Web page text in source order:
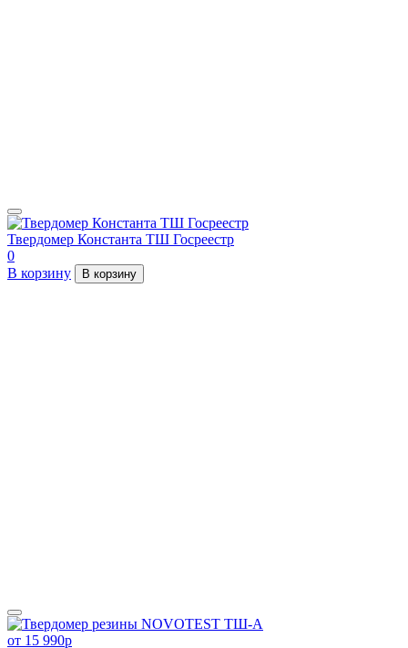
Твердомер Константа ТШ Госреестр
0
В корзину
В корзину
от 15 990p